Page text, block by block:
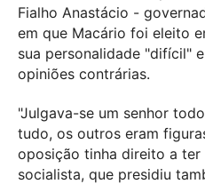
Fialho Anastácio -
em que Macário foi eleito
sua personalidade "difícil"
opiniões contrárias.
"Julgava-se um senhor
tudo, os outros eram
oposição tinha direito a ter
socialista, que presidiu